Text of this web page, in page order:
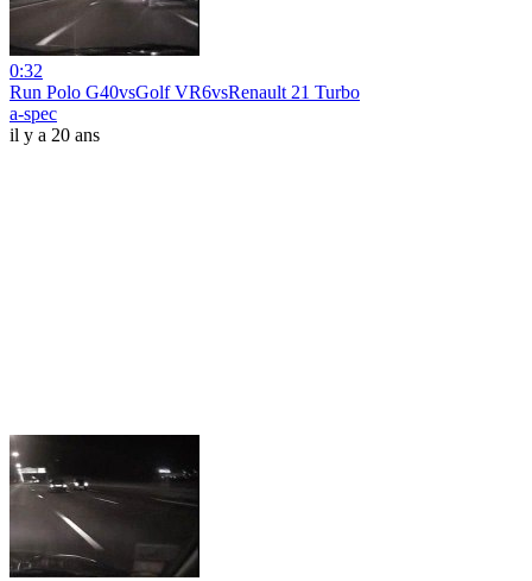
0:32
Run Polo G40vsGolf VR6vsRenault 21 Turbo
a-spec
il y a 20 ans